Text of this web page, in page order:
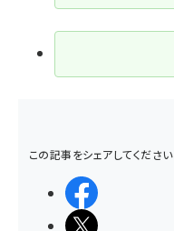
この記事をシェアしてください